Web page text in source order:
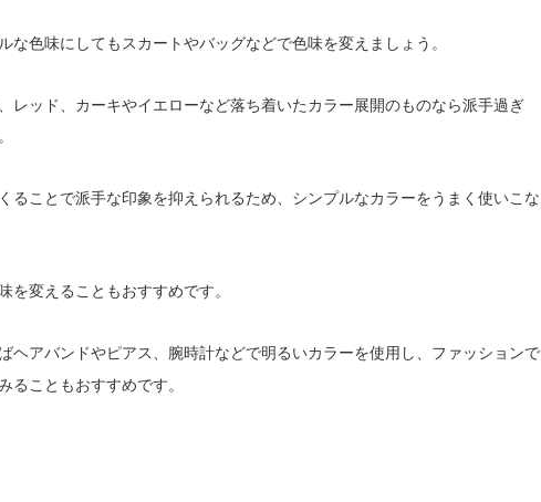
な色味にしてもスカートやバッグなどで色味を変えましょう。
レッド、カーキやイエローなど落ち着いたカラー展開のものなら派手過ぎ
ることで派手な印象を抑えられるため、シンプルなカラーをうまく使いこな
を変えることもおすすめです。
ヘアバンドやピアス、腕時計などで明るいカラーを使用し、ファッションで
ることもおすすめです。